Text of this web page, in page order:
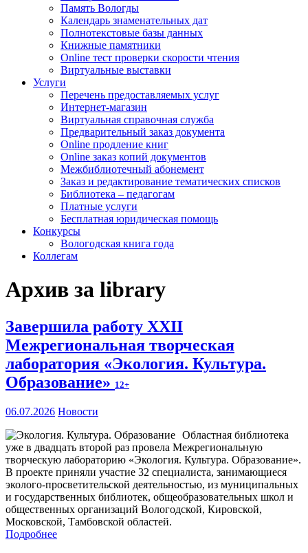
Память Вологды
Календарь знаменательных дат
Полнотекстовые базы данных
Книжные памятники
Online тест проверки скорости чтения
Виртуальные выставки
Услуги
Перечень предоставляемых услуг
Интернет-магазин
Виртуальная справочная служба
Предварительный заказ документа
Online продление книг
Online заказ копий документов
Межбиблиотечный абонемент
Заказ и редактирование тематических списков
Библиотека – педагогам
Платные услуги
Бесплатная юридическая помощь
Конкурсы
Вологодская книга года
Коллегам
Архив за library
Завершила работу XXII
Межрегиональная творческая
лаборатория «Экология. Культура.
Образование» 12+
06.07.2026 Новости
Областная библиотека
уже в двадцать второй раз провела Межрегиональную
творческую лабораторию «Экология. Культура. Образование».
В проекте приняли участие 32 специалиста, занимающиеся
эколого-просветительской деятельностью, из муниципальных
и государственных библиотек, общеобразовательных школ и
общественных организаций Вологодской, Кировской,
Московской, Тамбовской областей.
Подробнее